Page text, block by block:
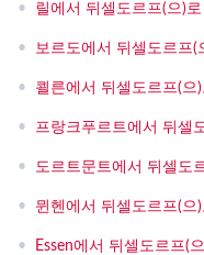
• 릴에서 뒤셀도르프(으)로
• 보르도에서 뒤셀도르프(
• 쾰른에서 뒤셀도르프(으)
• 프랑크푸르트에서 뒤셀
• 도르트문트에서 뒤셀도
• 뮌헨에서 뒤셀도르프(으)
• Essen에서 뒤셀도르프(